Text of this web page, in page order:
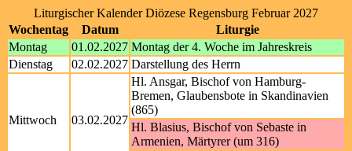
Liturgischer Kalender Diözese Regensburg Februar 2027
Wochentag
Datum
Liturgie
Montag
01.02.2027 Montag der 4. Woche im Jahreskreis
Dienstag
02.02.2027 Darstellung des Herrn
Mittwoch 03.02.2027
Hl. Ansgar, Bischof von Hamburg-
Bremen, Glaubensbote in Skandinavien
(865)
Hl. Blasius, Bischof von Sebaste in
Armenien, Märtyrer (um 316)